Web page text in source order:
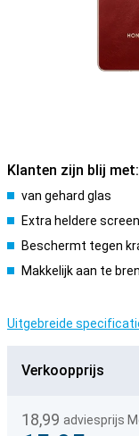
Klanten zijn blij met:
van gehard glas
Extra heldere
Beschermt tegen
Makkelijk aan te
Uitgebreide
Verkoopprijs
18,99 adviesprijs